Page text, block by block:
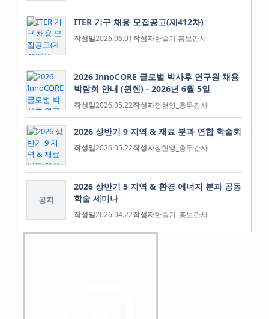
ITER 기구 채용 모집공고(제412차)
작성일2026.06.01작성자한슬기 홍보간사
2026 InnoCORE 글로벌 박사후 연구원 채용
박람회 안내 (뮌헨) - 2026년 6월 5일
작성일2026.05.22작성자정현영_총무간사
2026 상반기 9 지역 & 재료 분과 연합 학술회
작성일2026.05.22작성자정현영_총무간사
공지
2026 상반기 5 지역 & 환경 에너지 분과 공동
학술 세미나
작성일2026.04.22작성자한슬기_홍보간사